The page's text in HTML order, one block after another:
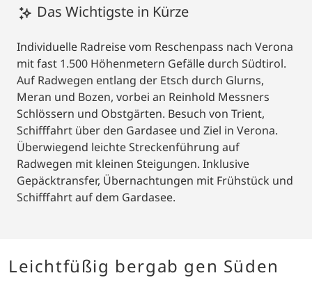
Das Wichtigste in Kürze
Individuelle Radreise vom Reschenpass nach Verona
mit fast 1.500 Höhenmetern Gefälle durch Südtirol.
Auf Radwegen entlang der Etsch durch Glurns,
Meran und Bozen, vorbei an Reinhold Messners
Schlössern und Obstgärten. Besuch von Trient,
Schifffahrt über den Gardasee und Ziel in Verona.
Überwiegend leichte Streckenführung auf
Radwegen mit kleinen Steigungen. Inklusive
Gepäcktransfer, Übernachtungen mit Frühstück und
Schifffahrt auf dem Gardasee.
Leichtfüßig bergab gen Süden